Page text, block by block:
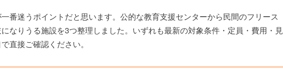
一番迷うポイントだと思います。公的な教育支援センターから民間のフリース
なりうる施設を3つ整理しました。いずれも最新の対象条件・定員・費用・見
直接ご確認ください。